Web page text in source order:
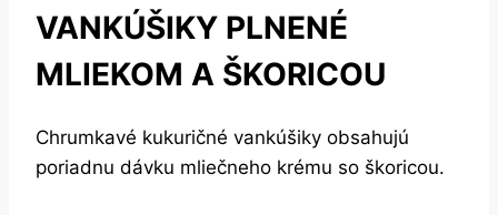
VANKÚŠIKY PLNENÉ
MLIEKOM A ŠKORICOU
Chrumkavé kukuričné vankúšiky obsahujú
poriadnu dávku mliečneho krému so škoricou.